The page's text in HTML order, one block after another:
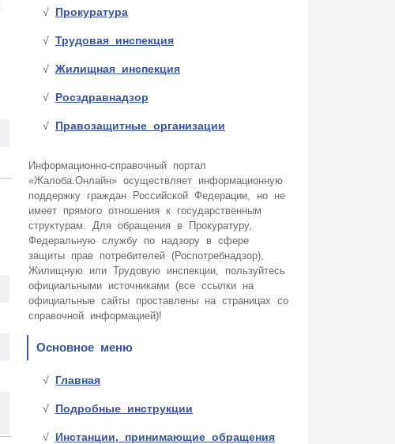
Прокуратура
Трудовая инспекция
Жилищная инспекция
Росздравнадзор
Правозащитные организации
Информационно-справочный портал
«Жалоба.Онлайн» осуществляет информационную
поддержку граждан Российской Федерации, но не
имеет прямого отношения к государственным
структурам. Для обращения в Прокуратуру,
Федеральную службу по надзору в сфере
защиты прав потребителей (Роспотребнадзор),
Жилищную или Трудовую инспекции, пользуйтесь
официальными источниками (все ссылки на
официальные сайты проставлены на страницах со
справочной информацией)!
Основное меню
Главная
Подробные инструкции
Инстанции, принимающие обращения